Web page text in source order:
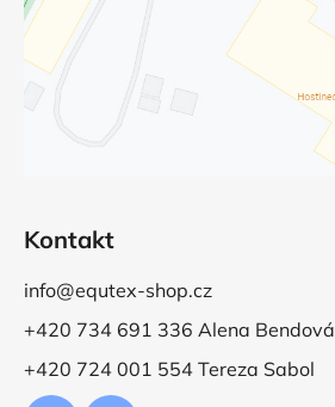
Kontakt
info@equtex-shop.cz
+420 734 691 336 Alena Bendová
+420 724 001 554 Tereza Sabol